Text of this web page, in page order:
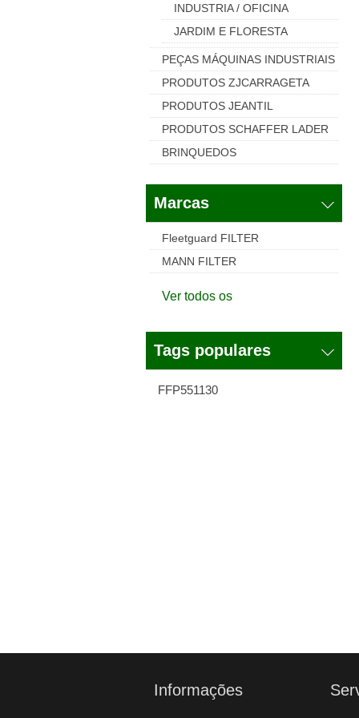
INDUSTRIA / OFICINA
JARDIM E FLORESTA
PEÇAS MÁQUINAS INDUSTRIAIS
PRODUTOS ZJCARRAGETA
PRODUTOS JEANTIL
PRODUTOS SCHAFFER LADER
BRINQUEDOS
Marcas
Fleetguard FILTER
MANN FILTER
Ver todos os
Tags populares
FFP551130
Informações